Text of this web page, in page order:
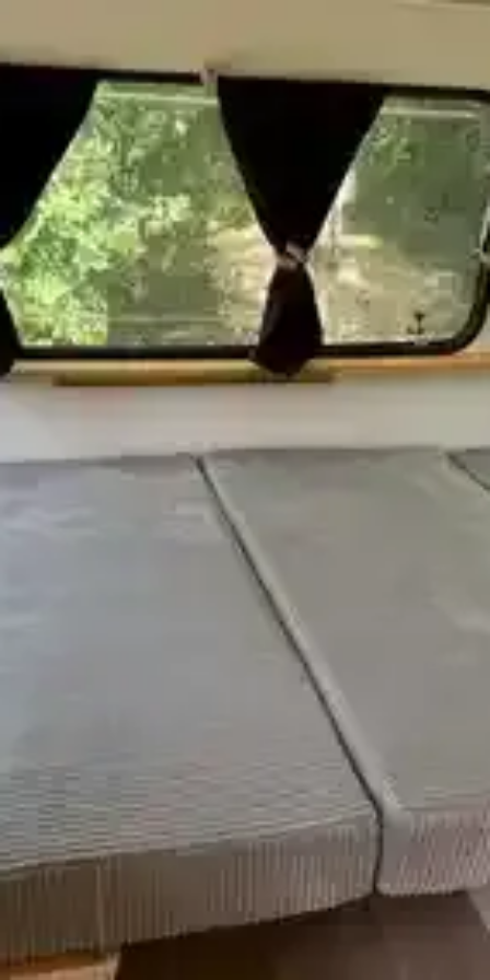
un séjour insolite
Caravane d'époque entièrement relookée
avec goût et confort.
Posez vos valises et les vacances commencent !
Plaque 2 feux gaz, évier, vaisselle de base, nombreux rangements. 1
canapé/lit 120 x 195 et 1 canapé/ lit 6Ox 195. Protège matelas et
oreillers fournisTable, chaises et parasol extérieurs.barbecue gaz.
Sanitaire au camping
Accès à la piscine…